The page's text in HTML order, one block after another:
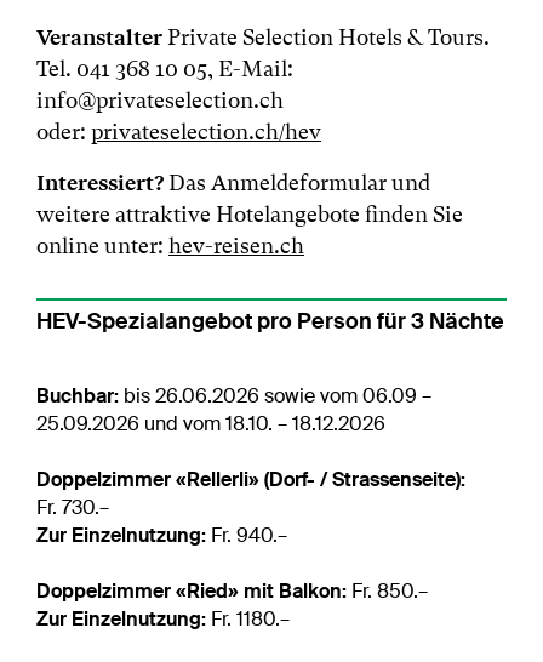
VeranstalterPrivate Selection Hotels & Tours.
Tel. 041 368 10 05, E-Mail:
info@privateselection.ch
oder: privateselection.ch/hev
Interessiert?Das Anmeldeformular und
weitere attraktive Hotelangebote finden Sie
online unter: hev-reisen.ch
HEV-Spezialangebot pro Person für 3 Nächte
Buchbar: bis 26.06.2026 sowie vom 06.09 –
25.09.2026 und vom 18.10. – 18.12.2026
Doppelzimmer «Rellerli» (Dorf- / Strassenseite):
Fr. 730.–
Zur Einzelnutzung: Fr. 940.–
Doppelzimmer «Ried» mit Balkon: Fr. 850.–
Zur Einzelnutzung: Fr. 1180.–